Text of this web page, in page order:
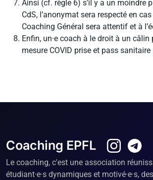
Ainsi (cf. règle 6) s’il y a un moindre
CdS, l’anonymat sera respecté en
Coaching Général sera attentif et à
Enfin, un·e coach à le droit à un
mesure COVID prise et pass sanitaire
Coaching EPFL
Le coaching, c'est une association
étudiant·e·s dynamiques et motivé·e·s,